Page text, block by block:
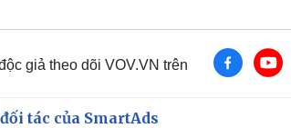
giả theo dõi VOV.VN trên
tác của SmartAds